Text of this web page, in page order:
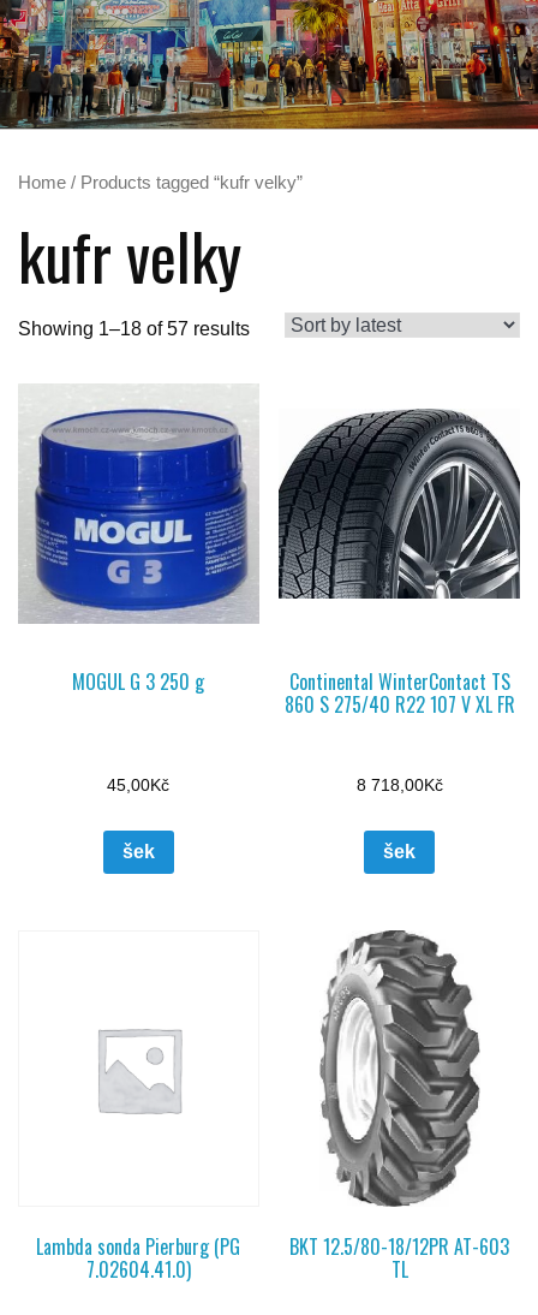
Home / Products tagged “kufr velky”
kufr velky
Showing 1–18 of 57 results
MOGUL G 3 250 g
45,00Kč
šek
Continental WinterContact TS
860 S 275/40 R22 107 V XL FR
8 718,00Kč
šek
Lambda sonda Pierburg (PG
7.02604.41.0)
BKT 12.5/80-18/12PR AT-603
TL